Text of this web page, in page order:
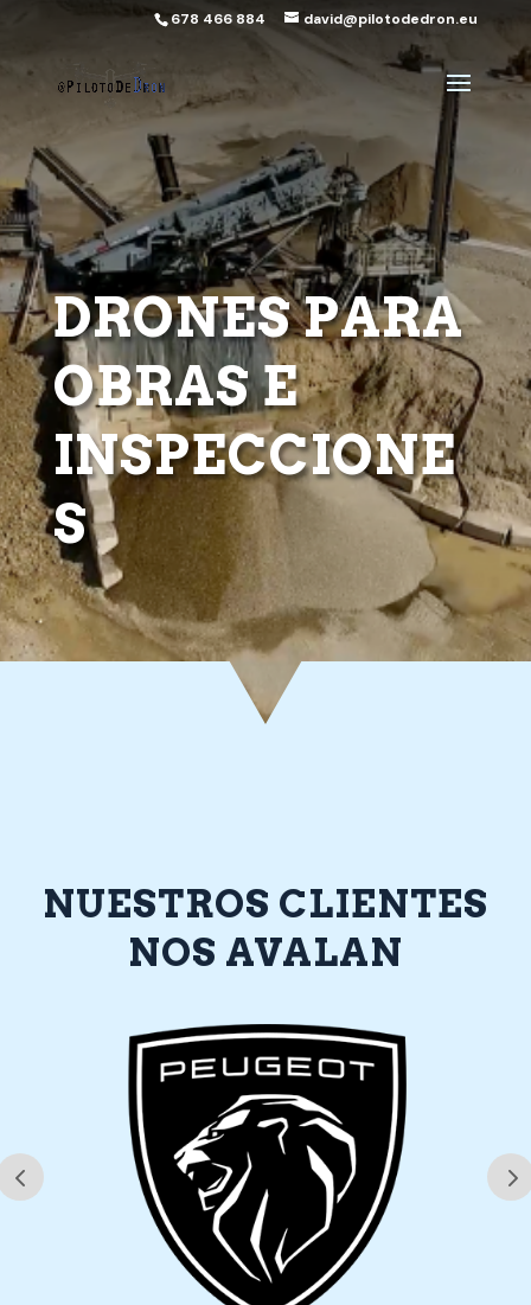
678 466 884 david@pilotodedron.eu
DRONES PARA
OBRAS E
INSPECCIONE
S
NUESTROS CLIENTES
NOS AVALAN